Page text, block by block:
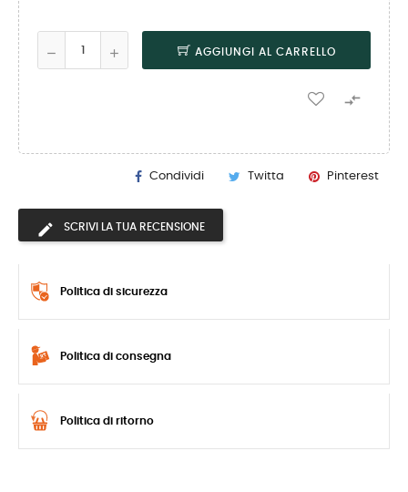
AGGIUNGI AL CARRELLO

Condividi Twitta Pinterest
SCRIVI LA TUA RECENSIONE
Politica di sicurezza
Politica di consegna
Politica di ritorno